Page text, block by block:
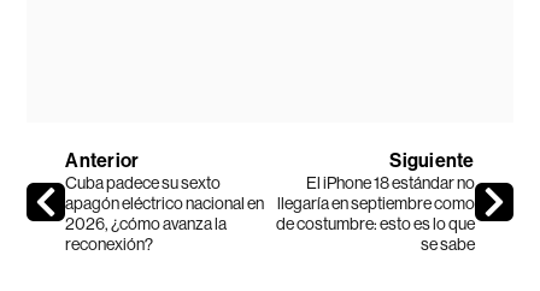
Anterior
Cuba padece su sexto
apagón eléctrico nacional en
2026, ¿cómo avanza la
reconexión?
Siguiente
El iPhone 18 estándar no
llegaría en septiembre como
de costumbre: esto es lo que
se sabe